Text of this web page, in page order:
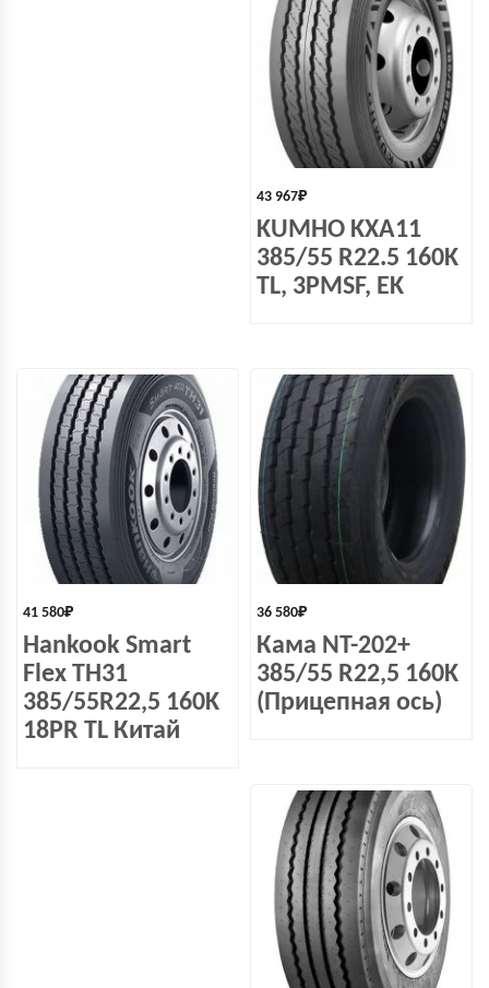
43 967₽
KUMHO KXA11
385/55 R22.5 160K
TL, 3PMSF, EK
41 580₽
Hankook Smart
Flex TH31
385/55R22,5 160K
18PR TL Китай
36 580₽
Кама NT-202+
385/55 R22,5 160K
(Прицепная ось)